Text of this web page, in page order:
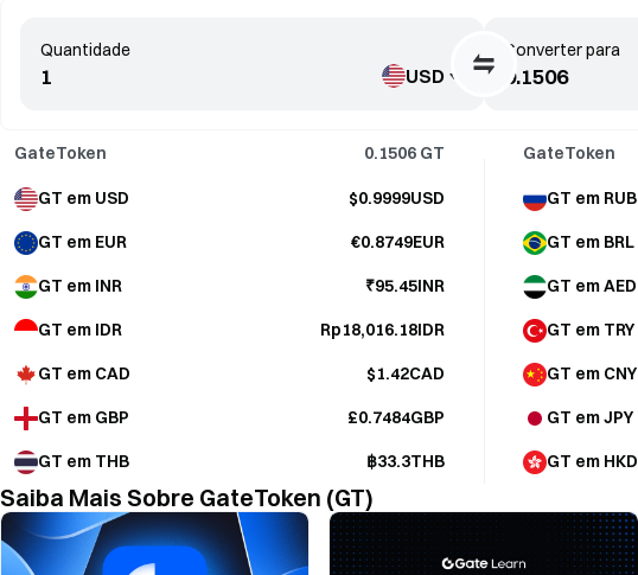
Converter para
Quantidade
USD
GateToken 0.1506 GT
GT em USD $0.9999USD
GT em EUR €0.8749EUR
GT em INR ₹95.45INR
GT em IDR Rp18,016.18IDR
GT em CAD $1.42CAD
GT em GBP £0.7484GBP
GT em THB ฿33.3THB
GateToken
GT em RUB
GT em BRL
GT em AED
GT em TRY
GT em CNY
GT em JPY
GT em HKD
Saiba Mais Sobre GateToken (GT)